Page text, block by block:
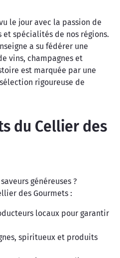
le jour avec la passion de
spécialités de nos régions.
a su fédérer une
vins, champagnes et
est marquée par une
rigoureuse de
du Cellier des
généreuses ?
des Gourmets :
locaux pour garantir
spiritueux et produits